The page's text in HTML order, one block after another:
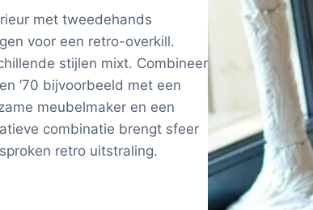
met tweedehands
voor een retro-overkill.
stijlen mixt. Combineer
’70 bijvoorbeeld met een
meubelmaker en een
combinatie brengt sfeer
retro uitstraling.